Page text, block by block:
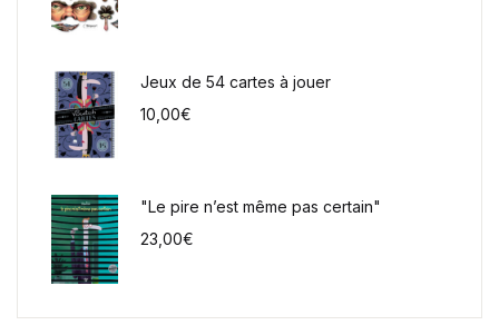
Jeux de 54 cartes à jouer
10,00€
"Le pire n’est même pas certain"
23,00€